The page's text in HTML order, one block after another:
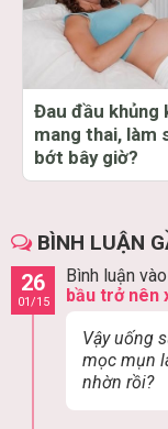
Đau đầu khủng
mang thai, làm
bớt bây giờ?
BÌNH LUẬN
26
01/15
Bình luận
bầu trở nên
Vậy uống
mọc mụn
nhờn rồi?